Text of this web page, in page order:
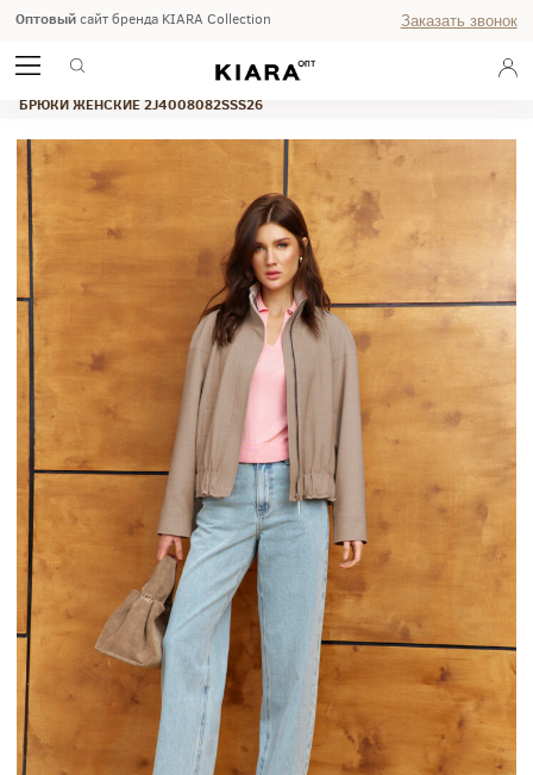
Оптовыйсайт бренда KIARA Collection Заказать звонок
ВЕСНА-ЛЕТО 2026
БРЮКИ ЖЕНСКИЕ 2J4008082SSS26